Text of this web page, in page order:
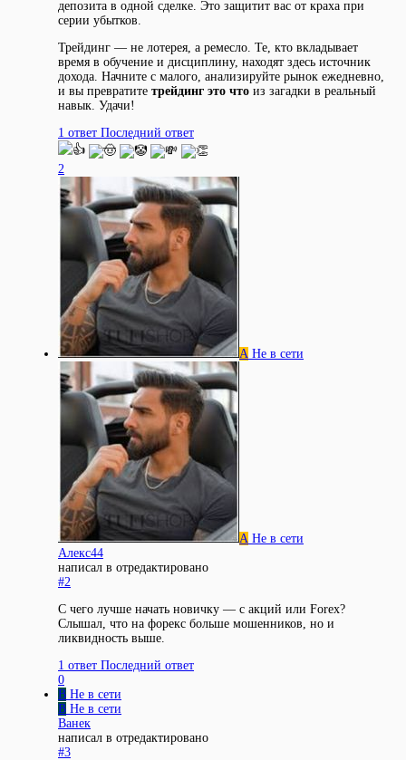
депозита в одной сделке. Это защитит вас от краха при
серии убытков.
Трейдинг — не лотерея, а ремесло. Те, кто вкладывает
время в обучение и дисциплину, находят здесь источник
дохода. Начните с малого, анализируйте рынок ежедневно,
и вы превратите трейдинг это что из загадки в реальный
навык. Удачи!
1 ответ Последний ответ
2
А Не в сети
А Не в сети
Алекс44
написал в отредактировано
#2
С чего лучше начать новичку — с акций или Forex?
Слышал, что на форекс больше мошенников, но и
ликвидность выше.
1 ответ Последний ответ
0
В Не в сети
В Не в сети
Ванек
написал в отредактировано
#3